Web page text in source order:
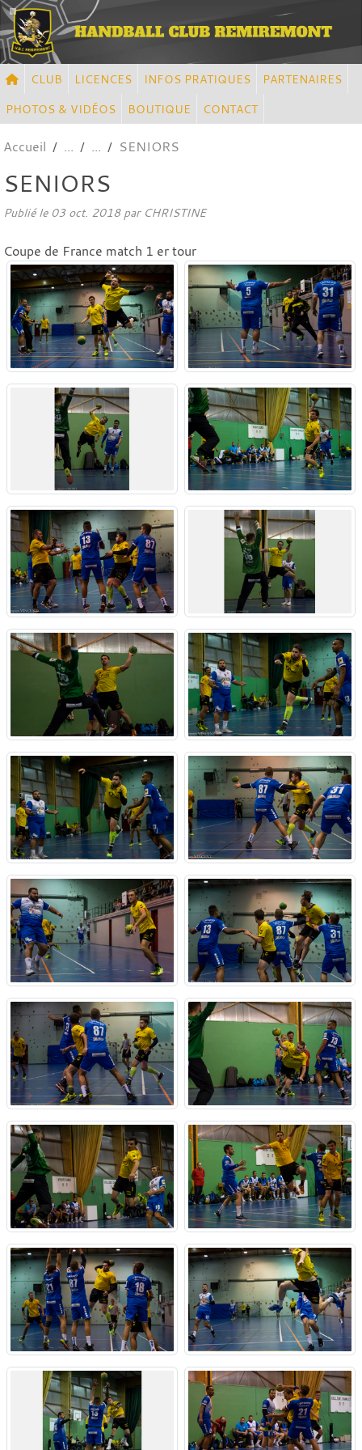
CLUB LICENCES INFOS PRATIQUES
PARTENAIRES
PHOTOS & VIDÉOS
BOUTIQUE CONTACT
Accueil SENIORS
SENIORS
Publié le 03 oct. 2018par CHRISTINE
Coupe de France match 1 er tour
Panneau de gestion des cookies